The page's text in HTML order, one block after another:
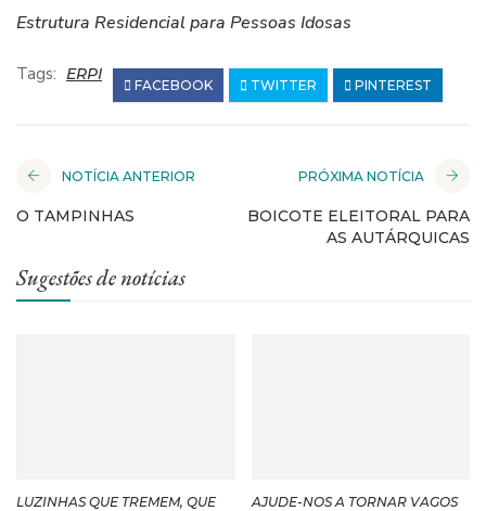
Estrutura Residencial para Pessoas Idosas
Tags: ERPI
FACEBOOK TWITTER PINTEREST
NOTÍCIA ANTERIOR
O TAMPINHAS
PRÓXIMA NOTÍCIA
BOICOTE ELEITORAL PARA
AS AUTÁRQUICAS
Sugestões de notícias
LUZINHAS QUE TREMEM, QUE
AJUDE-NOS A TORNAR VAGOS